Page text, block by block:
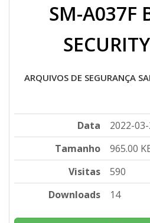
SM-A037F
ARQUIVOS DE SEGURANÇA
Data
2022-
Tamanho
965.00
Visitas
590
Downloads
14